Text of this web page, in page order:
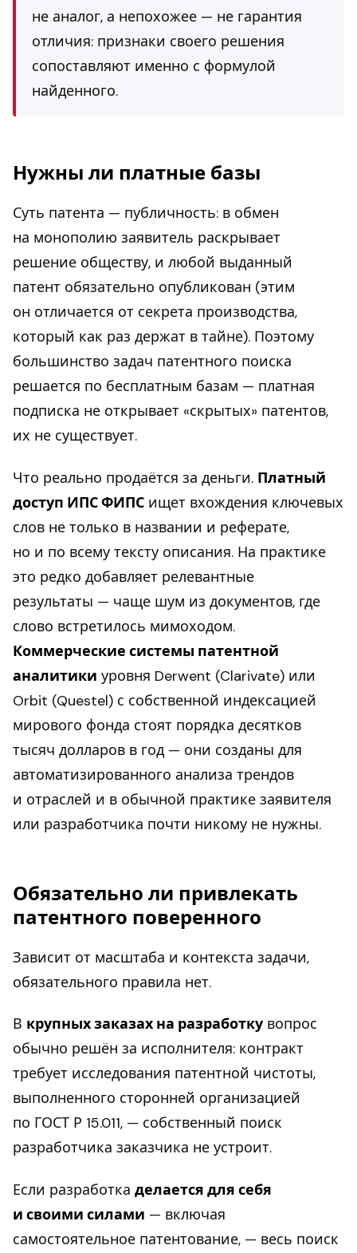
не аналог, а непохожее — не гарантия
отличия: признаки своего решения
сопоставляют именно с формулой
найденного.
Нужны ли платные базы
Суть патента — публичность: в обмен
на монополию заявитель раскрывает
решение обществу, и любой выданный
патент обязательно опубликован (этим
он отличается от секрета производства,
который как раз держат в тайне). Поэтому
большинство задач патентного поиска
решается по бесплатным базам — платная
подписка не открывает «скрытых» патентов,
их не существует.
Что реально продаётся за деньги. Платный
доступ ИПС ФИПС ищет вхождения ключевых
слов не только в названии и реферате,
но и по всему тексту описания. На практике
это редко добавляет релевантные
результаты — чаще шум из документов, где
слово встретилось мимоходом.
Коммерческие системы патентной
аналитики уровня Derwent (Clarivate) или
Orbit (Questel) с собственной индексацией
мирового фонда стоят порядка десятков
тысяч долларов в год — они созданы для
автоматизированного анализа трендов
и отраслей и в обычной практике заявителя
или разработчика почти никому не нужны.
Обязательно ли привлекать
патентного поверенного
Зависит от масштаба и контекста задачи,
обязательного правила нет.
В крупных заказах на разработку вопрос
обычно решён за исполнителя: контракт
требует исследования патентной чистоты,
выполненного сторонней организацией
по ГОСТ Р 15.011, — собственный поиск
разработчика заказчика не устроит.
Если разработка делается для себя
и своими силами — включая
самостоятельное патентование, — весь поиск